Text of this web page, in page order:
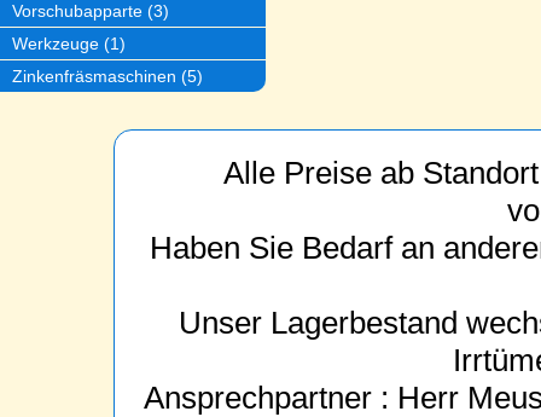
Vorschubapparte (3)
Werkzeuge (1)
Zinkenfräsmaschinen (5)
Alle Preise ab
Haben Sie Bedarf an
Unser Lagerbestand
Ansprechpartner : Herr